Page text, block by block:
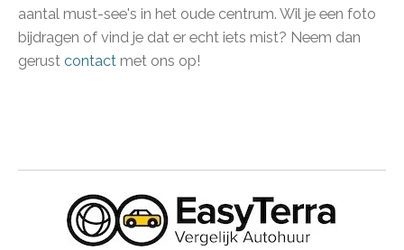
aantal must-see's in het oude centrum. Wil je een foto
bijdragen of vind je dat er echt iets mist? Neem dan
gerust contact met ons op!